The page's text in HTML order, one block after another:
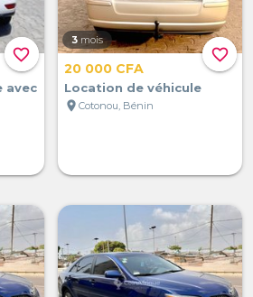
favorite_border
avec
favorite_border
3 mois
20 000 CFA
Location de véhicule
location_on Cotonou, Bénin